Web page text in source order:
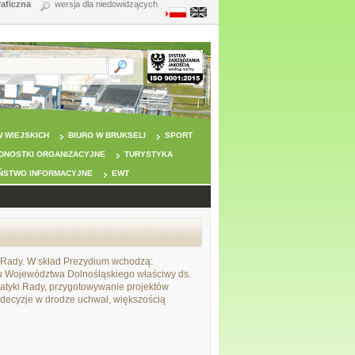
wersja dla niedowidzących
WIEJSKICH BIURO W BRUKSELI SPORT
ORGANIZACYJNE TURYSTYKA
INFORMACYJNE EWT
W skład Prezydium wchodzą:
Dolnośląskiego właściwy ds.
Rady, przygotowywanie projektów
w drodze uchwał, większością